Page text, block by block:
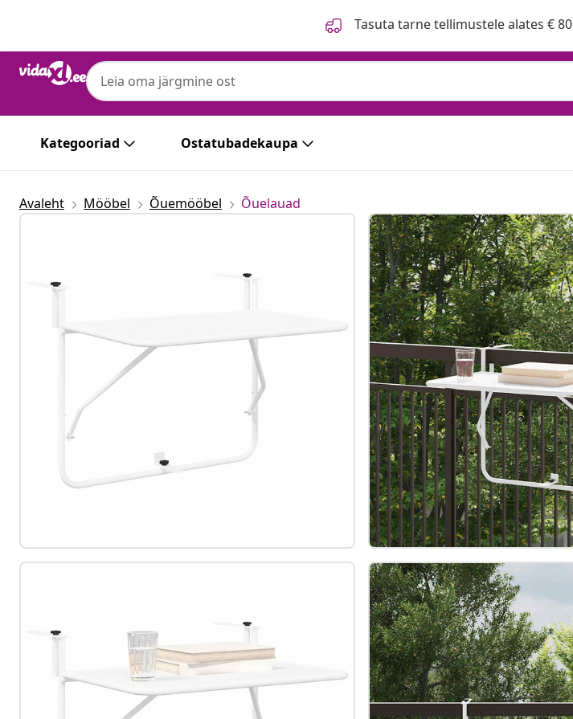
Tasuta tarne tellimustele alates € 80
Kategooriad Ostatubadekaupa
vidaXL
vidaXL Rippuv rõdulau Valge 60 x 39 x 65 cm Teras
Avaleht Mööbel Õuemööbel Õuelauad